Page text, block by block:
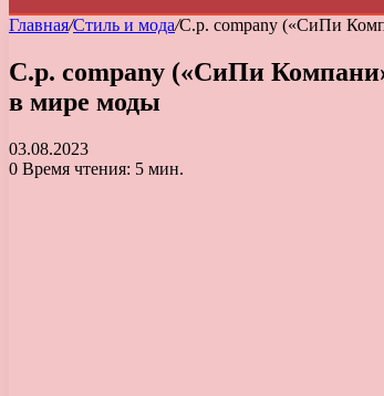
Главная/Стиль и мода/C.p. company («СиПи
C.p. company («СиПи
в мире моды
03.08.2023
0 Время чтения: 5 мин.